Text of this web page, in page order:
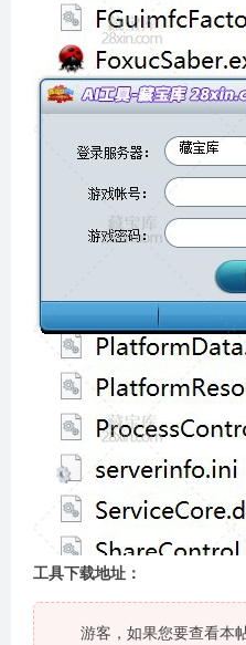
工具下载地址：
游客，如果您要查看本